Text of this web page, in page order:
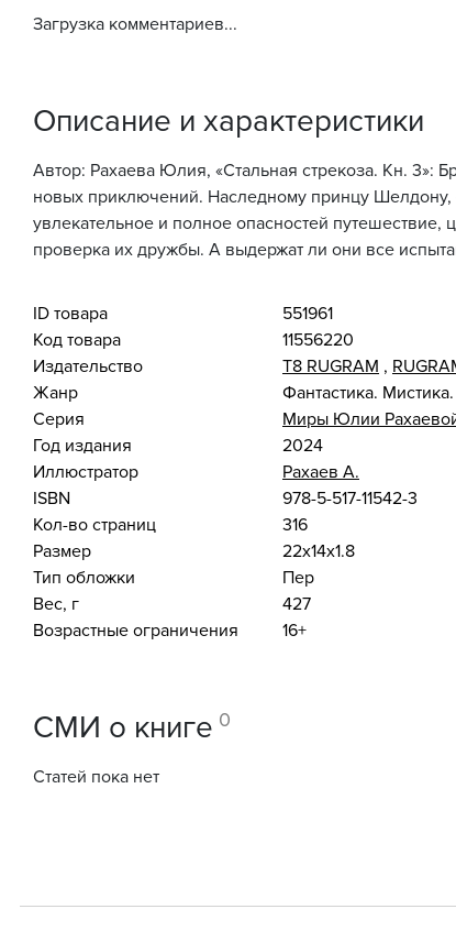
Загрузка комментариев...
Описание и характеристики
Автор: Рахаева Юлия, «Стальная стрекоза. Кн. 3»:
новых приключений. Наследному принцу Шелдону,
увлекательное и полное опасностей
проверка их дружбы. А выдержат ли они все
ID товара
551961
Код товара
11556220
Издательство
Т8 RUGRAM ,
Жанр
Фантастика.
Серия
Миры Юлии
Год издания
2024
Иллюстратор
Рахаев А.
ISBN
978-5-517-11542-3
Кол-во страниц
316
Размер
22x14x1.8
Тип обложки
Пер
Вес, г
427
Возрастные ограничения
16+
СМИ о книге 0
Статей пока нет